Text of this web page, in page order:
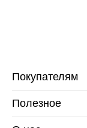
Покупателям
Полезное